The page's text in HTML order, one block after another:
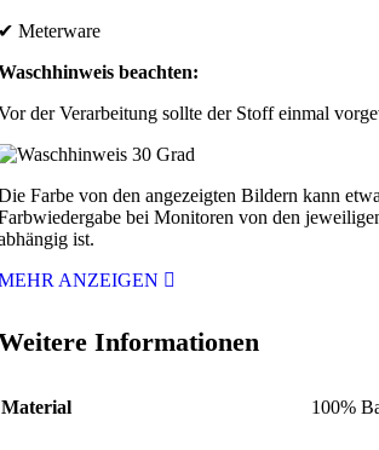
Meterware
beachten:
der Verarbeitung sollte der Stoff einmal
Farbe von den angezeigten Bildern kann
bei Monitoren von den
ist.
ANZEIGEN
Informationen
Material 100%